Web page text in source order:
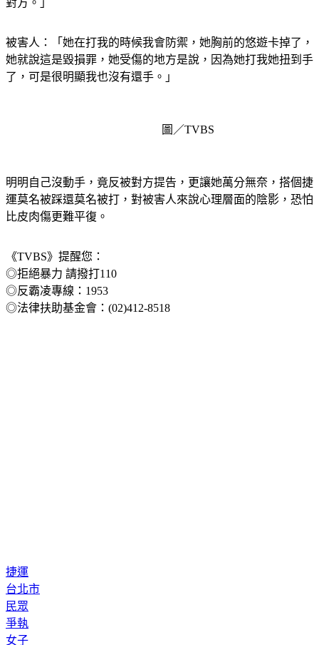
對方。」
被害人：「她在打我的時候我會防禦，她胸前的悠遊卡掉了，
她就說這是毀損罪，她受傷的地方是說，因為她打我她扭到手
了，可是很明顯我也沒有還手。」
圖／TVBS
明明自己沒動手，竟反被對方提告，更讓她萬分無奈，搭個捷
運莫名被踩還莫名被打，對被害人來說心理層面的陰影，恐怕
比皮肉傷更難平復。
《TVBS》提醒您：
◎拒絕暴力 請撥打110
◎反霸凌專線：1953
◎法律扶助基金會：(02)412-8518
捷運
台北市
民眾
爭執
女子